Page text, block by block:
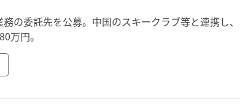
の委託先を公募。中国のスキークラブ等と連携し、
万円。